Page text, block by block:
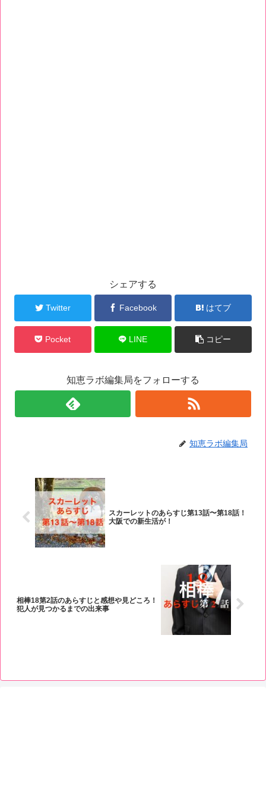
シェアする
Twitter Facebook はてブ
Pocket LINE コピー
知恵ラボ編集局をフォローする
知恵ラボ編集局
スカーレットのあらすじ第13話〜第18話！
大阪での新生活が！
相棒18第2話のあらすじと感想や見どころ！
犯人が見つかるまでの出来事